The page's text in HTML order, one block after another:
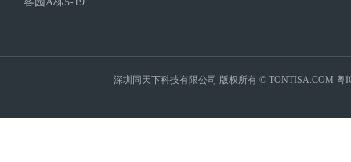
深圳同天下科技有限公司 版权所有 © TONTISA.COM 粤